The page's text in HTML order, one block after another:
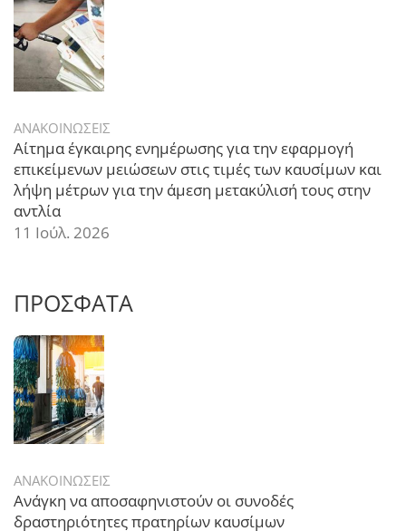
ΑΝΑΚΟΙΝΩΣΕΙΣ
Αίτημα έγκαιρης ενημέρωσης για την εφαρμογή
επικείμενων μειώσεων στις τιμές των καυσίμων και
λήψη μέτρων για την άμεση μετακύλισή τους στην
αντλία
11 Ιούλ. 2026
ΠΡΟΣΦΑΤΑ
ΑΝΑΚΟΙΝΩΣΕΙΣ
Ανάγκη να αποσαφηνιστούν οι συνοδές
δραστηριότητες πρατηρίων καυσίμων